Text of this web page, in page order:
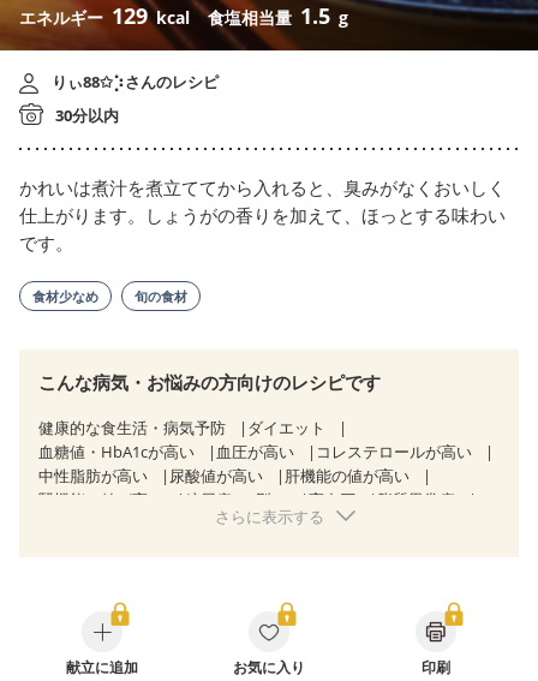
エネルギー 129 kcal 食塩相当量 1.5 g
りぃ88✩⡱さんのレシピ
30分以内
かれいは煮汁を煮立ててから入れると、臭みがなくおいしく
仕上がります。しょうがの香りを加えて、ほっとする味わい
です。
食材少なめ 旬の食材
こんな病気・お悩みの方向けのレシピです
健康的な食生活・病気予防
ダイエット
血糖値・HbA1cが高い
血圧が高い
コレステロールが高い
中性脂肪が高い
尿酸値が高い
肝機能の値が高い
腎機能の値が高い
糖尿病（2型） 高血圧
脂質異常症
狭心症 心筋梗塞
クローン病（寛解期）
過敏性腸症候群（IBS）
糖尿病性腎症（第３期）
CKD（ステージ１）
CKD（ステージ２）
CKD（ステージ３a）
さらに表示する
献立に追加 お気に入り 印刷